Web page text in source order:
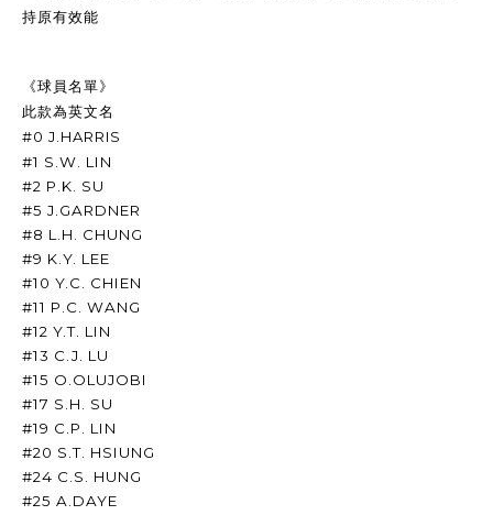
持原有效能
《球員名單》
此款為英文名
#0 J.HARRIS
#1 S.W. LIN
#2 P.K. SU
#5 J.GARDNER
#8 L.H. CHUNG
#9 K.Y. LEE
#10 Y.C. CHIEN
#11 P.C. WANG
#12 Y.T. LIN
#13 C.J. LU
#15 O.OLUJOBI
#17 S.H. SU
#19 C.P. LIN
#20 S.T. HSIUNG
#24 C.S. HUNG
#25 A.DAYE